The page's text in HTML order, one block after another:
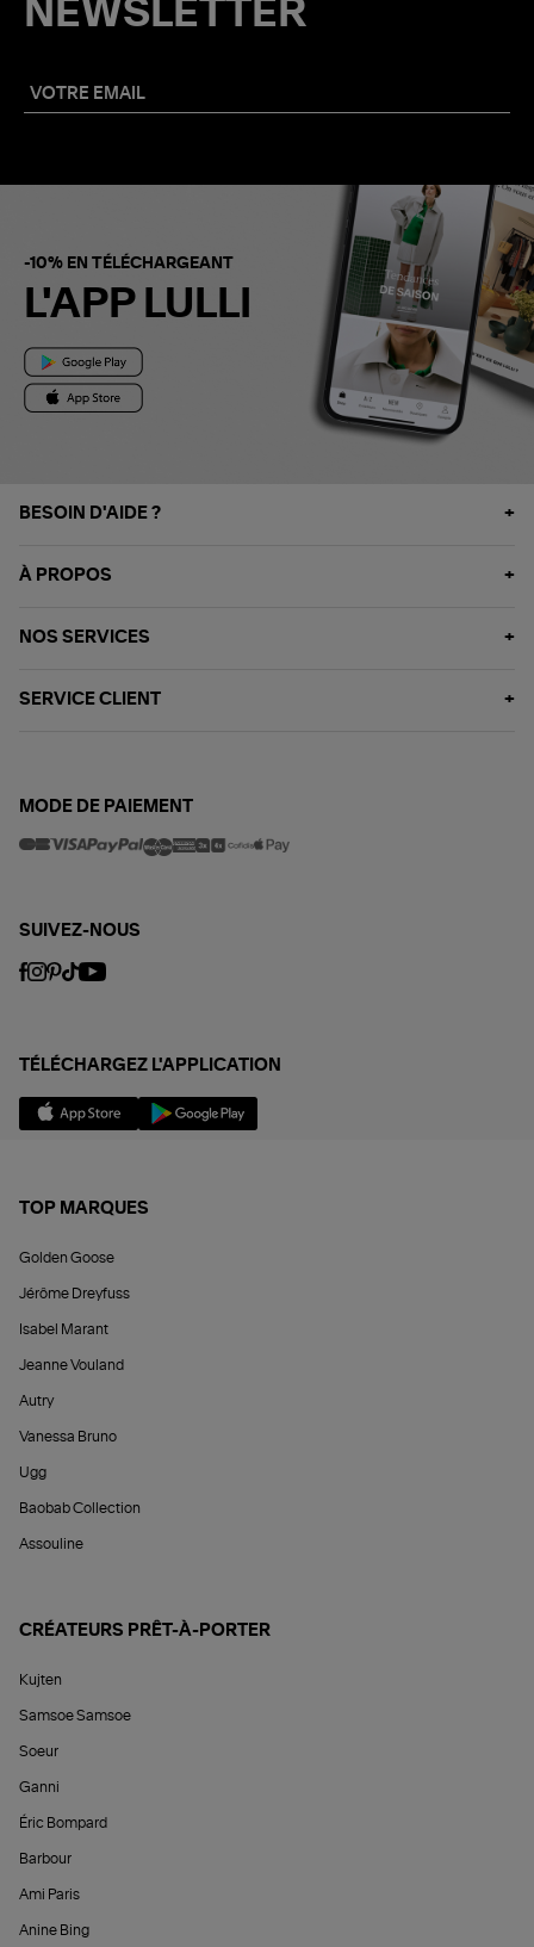
NEWSLETTER
-10% EN TÉLÉCHARGEANT
L'APP LULLI
BESOIN D'AIDE ?
À PROPOS
NOS SERVICES
SERVICE CLIENT
MODE DE PAIEMENT
SUIVEZ-NOUS
TÉLÉCHARGEZ L'APPLICATION
TOP MARQUES
Golden Goose
Jérôme Dreyfuss
Isabel Marant
Jeanne Vouland
Autry
Vanessa Bruno
Ugg
Baobab Collection
Assouline
CRÉATEURS PRÊT-À-PORTER
Kujten
Samsoe Samsoe
Soeur
Ganni
Éric Bompard
Barbour
Ami Paris
Anine Bing